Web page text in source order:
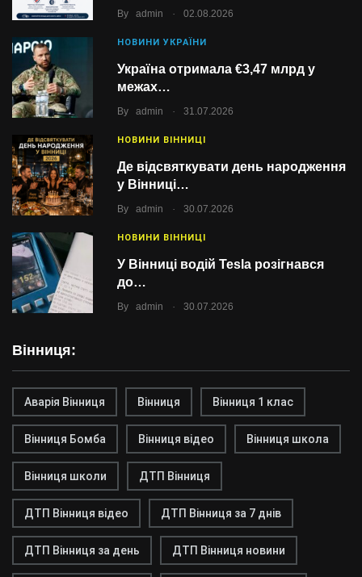
By admin . 02.08.2026
НОВИНИ УКРАЇНИ
Україна отримала €3,47 млрд у
межах…
By admin . 31.07.2026
НОВИНИ ВІННИЦІ
Де відсвяткувати день народження
у Вінниці…
By admin . 30.07.2026
НОВИНИ ВІННИЦІ
У Вінниці водій Tesla розігнався
до…
By admin . 30.07.2026
Вінниця:
Аварія Вінниця Вінниця Вінниця 1 клас
Вінниця Бомба Вінниця відео Вінниця школа
Вінниця школи ДТП Вінниця
ДТП Вінниця відео ДТП Вінниця за 7 днів
ДТП Вінниця за день ДТП Вінниця новини